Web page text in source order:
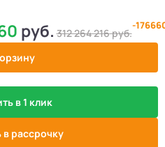
руб. 312 264 216руб.
-
в 1 клик
в рассрочку